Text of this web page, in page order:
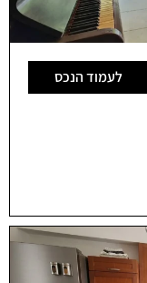
לעמוד הנכס